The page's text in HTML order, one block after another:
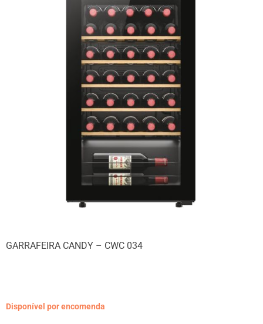
GARRAFEIRA CANDY – CWC 034
Disponível por encomenda